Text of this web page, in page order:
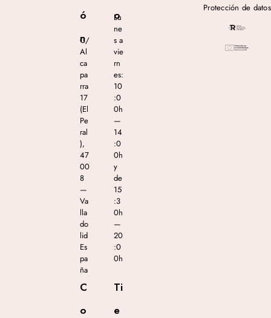
ó
n
C/
Al
ca
pa
rra
17
(El
Pe
ral
),
47
00
8
—
Va
lla
do
lid
Es
pa
ña
C
o
o
Lu
ne
s a
vie
rn
es:
10
:0
0h
—
14
:0
0h
y
de
15
:3
0h
—
20
:0
0h
Ti
e
Protección de datos